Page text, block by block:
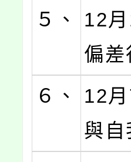
５、
12
偏
６、
12
與自